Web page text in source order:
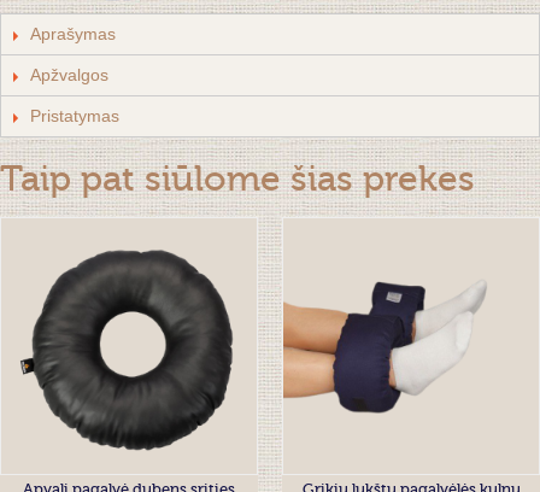
Aprašymas
Apžvalgos
Pristatymas
Taip pat siūlome šias prekes